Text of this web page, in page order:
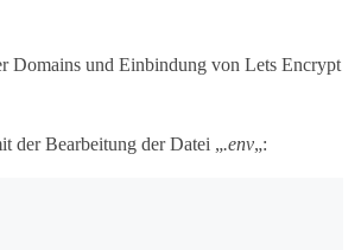
Domains und Einbindung von Lets Encrypt
der Bearbeitung der Datei „.env„: